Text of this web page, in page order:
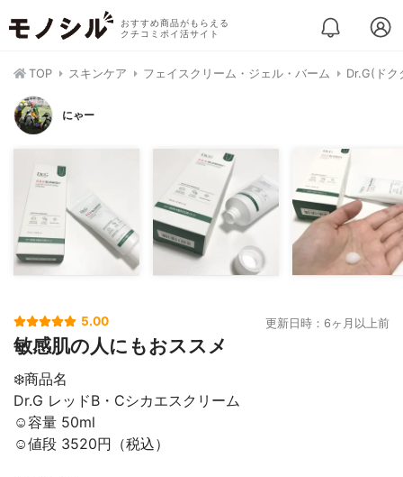
おすすめ商品がもらえる
クチコミポイ活サイト
TOP スキンケア フェイスクリーム・ジェル・バーム Dr.G(ドク
にゃー
5.00 更新日時：6ヶ月以上前
敏感肌の人にもおススメ
❄️商品名
Dr.G レッドB・Cシカエスクリーム
☺︎︎容量 50ml
☺︎︎値段 3520円（税込）